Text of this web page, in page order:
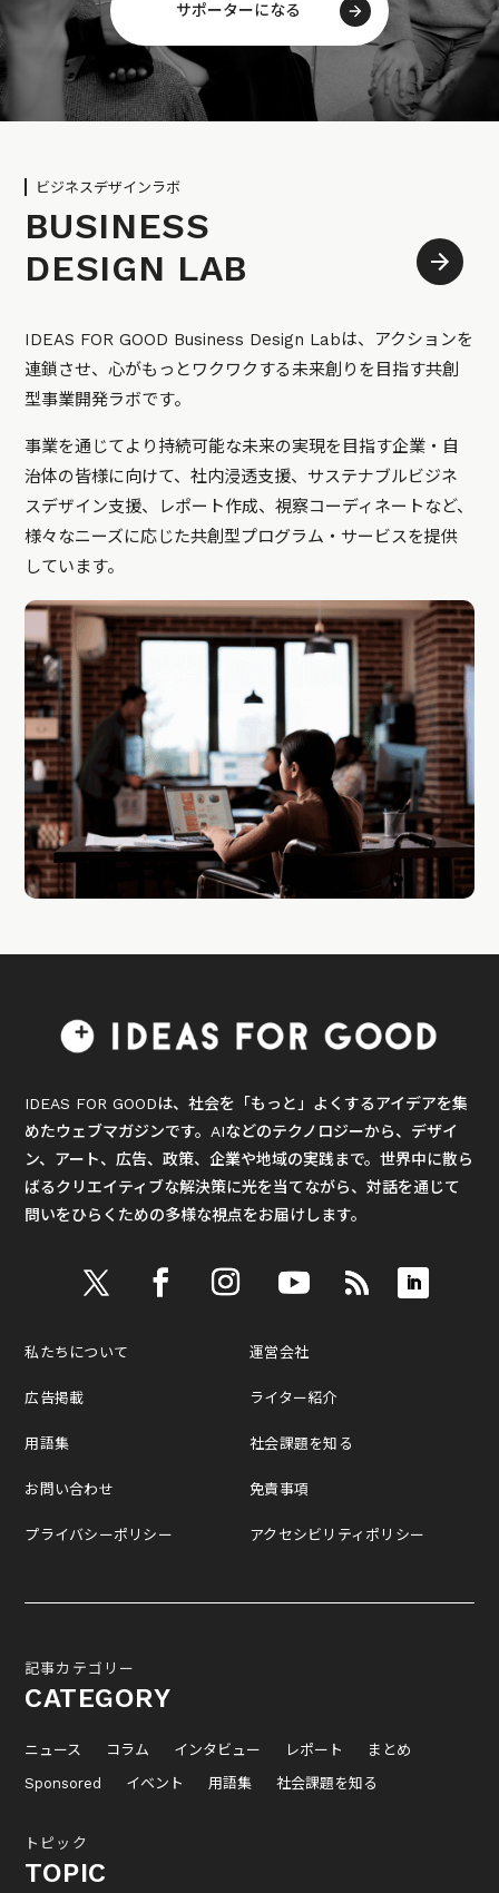
サポーターになる
ビジネスデザインラボ
BUSINESS
DESIGN LAB
IDEAS FOR GOOD Business Design Labは、アクションを
連鎖させ、心がもっとワクワクする未来創りを目指す共創
型事業開発ラボです。
事業を通じてより持続可能な未来の実現を目指す企業・自
治体の皆様に向けて、社内浸透支援、サステナブルビジネ
スデザイン支援、レポート作成、視察コーディネートなど、
様々なニーズに応じた共創型プログラム・サービスを提供
しています。
IDEAS FOR GOODは、社会を「もっと」よくするアイデアを集
めたウェブマガジンです。AIなどのテクノロジーから、デザイ
ン、アート、広告、政策、企業や地域の実践まで。世界中に散ら
ばるクリエイティブな解決策に光を当てながら、対話を通じて
問いをひらくための多様な視点をお届けします。
私たちについて
広告掲載
用語集
お問い合わせ
プライバシーポリシー
運営会社
ライター紹介
社会課題を知る
免責事項
アクセシビリティポリシー
記事カテゴリー
CATEGORY
ニュース コラム インタビュー レポート
まとめ
Sponsored
イベント 用語集 社会課題を知る
トピック
TOPIC